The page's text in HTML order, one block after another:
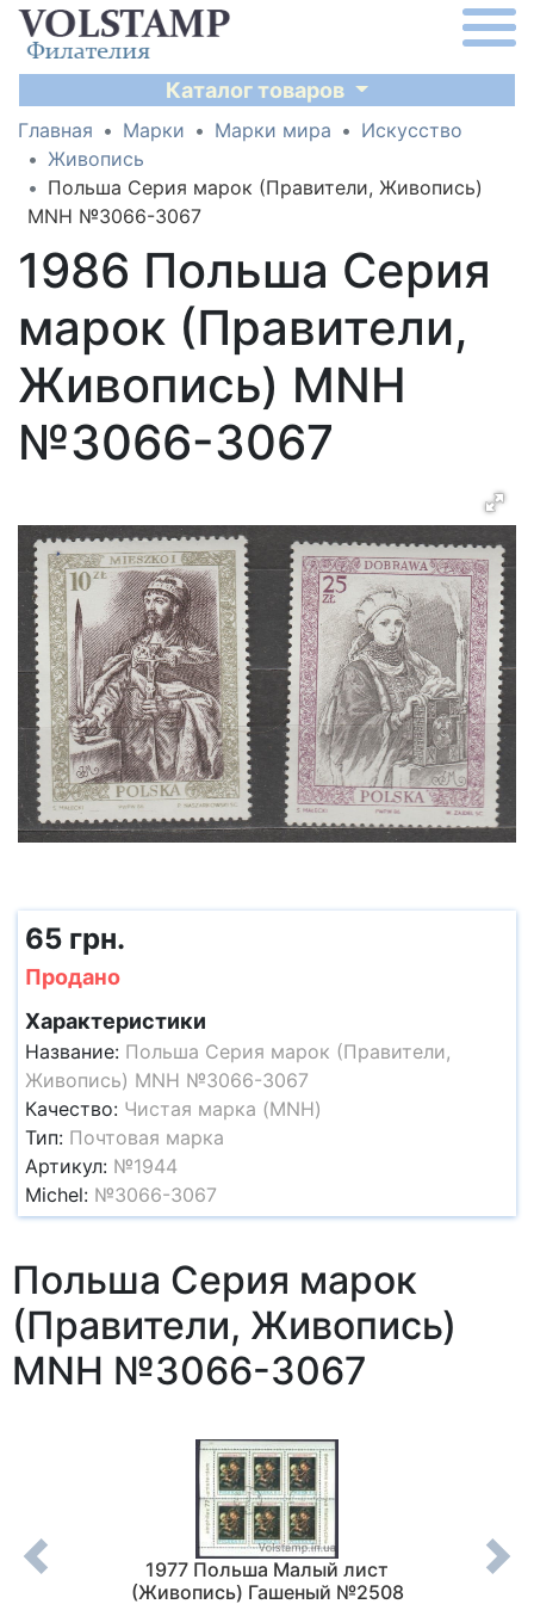
Каталог товаров
Главная Марки Марки мира
Искусство
Живопись
Польша Серия марок (Правители, Живопись)
MNH №3066-3067
1986 Польша Серия
марок (Правители,
Живопись) MNH
№3066-3067
65 грн.
Продано
Характеристики
Название: Польша Серия марок (Правители,
Живопись) MNH №3066-3067
Качество: Чистая марка (MNH)
Тип: Почтовая марка
Артикул: №1944
Michel: №3066-3067
Польша Серия марок
(Правители, Живопись)
MNH №3066-3067
из
1977 Польша Малый лист
(Живопись) Гашеный №2508